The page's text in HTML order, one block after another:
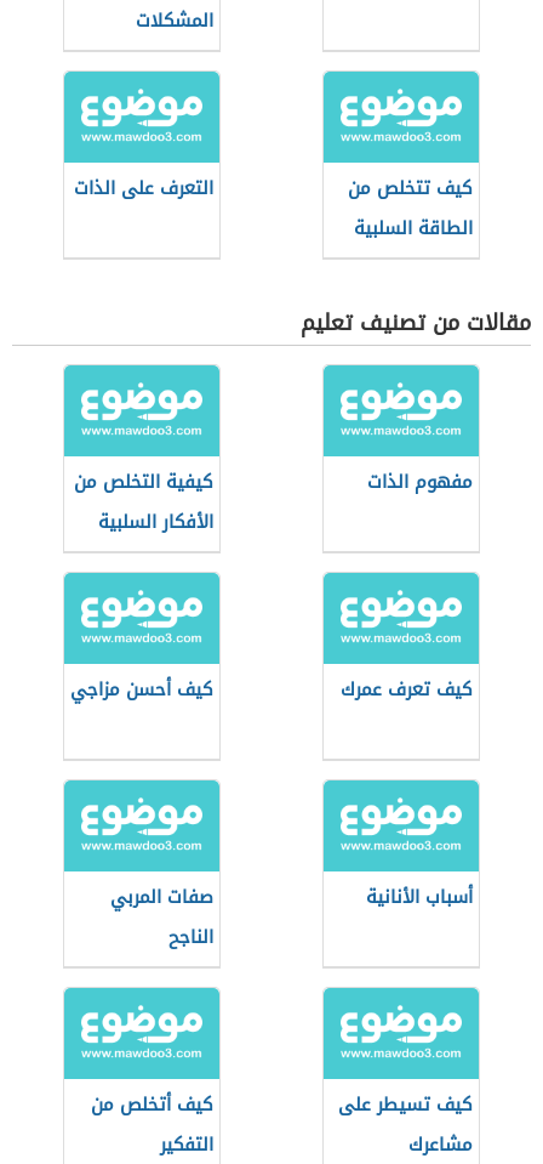
المشكلات
كيف تتخلص من
الطاقة السلبية
التعرف على الذات
مقالات من تصنيف تعليم
مفهوم الذات
كيفية التخلص من
الأفكار السلبية
كيف تعرف عمرك كيف أحسن مزاجي
أسباب الأنانية
صفات المربي
الناجح
كيف تسيطر على
مشاعرك
كيف أتخلص من
التفكير